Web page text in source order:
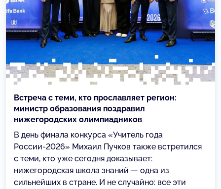
Встреча с теми, кто прославляет регион:
министр образования поздравил
нижегородских олимпиадников
В день финала конкурса «Учитель года
России-2026» Михаил Пучков также встретился
с теми, кто уже сегодня доказывает:
нижегородская школа знаний — одна из
сильнейших в стране. И не случайно: все эти